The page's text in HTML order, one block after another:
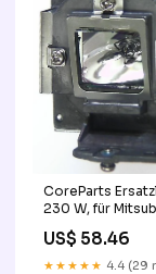
CoreParts
230 W, für
EX320, EX330U
discountable
US$ 58.46
★★★★★ 4.4 (29